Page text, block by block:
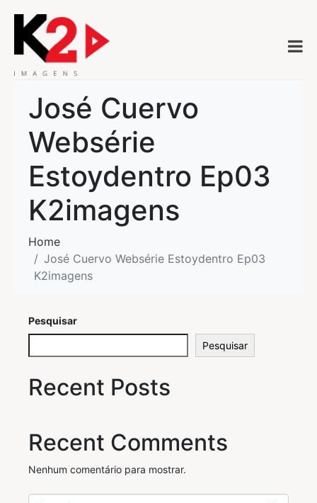
José Cuervo
Websérie
Estoydentro Ep03
K2imagens
Home
José Cuervo Websérie Estoydentro Ep03
K2imagens
Pesquisar
Pesquisar
Recent Posts
Recent Comments
Nenhum comentário para mostrar.